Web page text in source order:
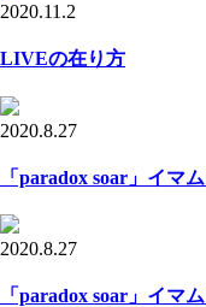
2020.11.2
LIVEの在り方
2020.8.27
「paradox soar」イマ
2020.8.27
「paradox soar」イマ